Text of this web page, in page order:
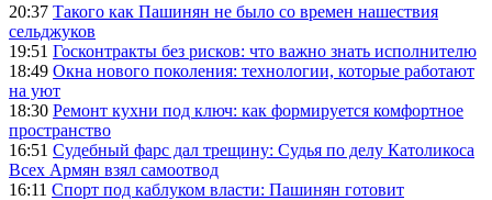
20:37 Такого как Пашинян не было со времен нашествия
сельджуков
19:51 Госконтракты без рисков: что важно знать исполнителю
18:49 Окна нового поколения: технологии, которые работают
на уют
18:30 Ремонт кухни под ключ: как формируется комфортное
пространство
16:51 Судебный фарс дал трещину: Судья по делу Католикоса
Всех Армян взял самоотвод
16:11 Спорт под каблуком власти: Пашинян готовит